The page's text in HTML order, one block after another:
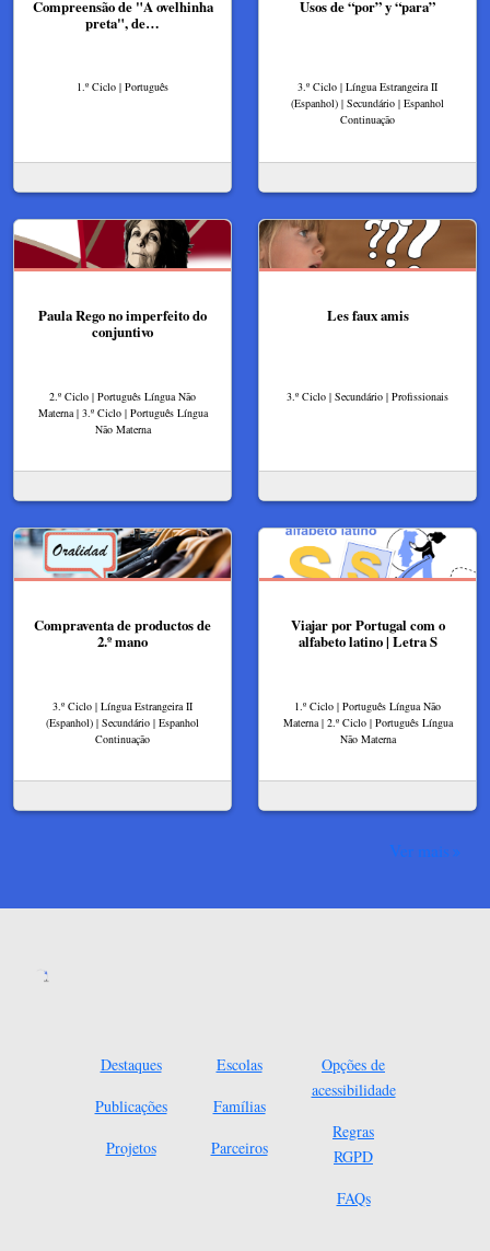
Compreensão de "A ovelhinha
preta", de…
1.º Ciclo | Português
Usos de “por” y “para”
3.º Ciclo | Língua Estrangeira II
(Espanhol) | Secundário | Espanhol
Continuação
Paula Rego no imperfeito do
conjuntivo
2.º Ciclo | Português Língua Não
Materna | 3.º Ciclo | Português Língua
Não Materna
Les faux amis
3.º Ciclo | Secundário | Profissionais
Compraventa de productos de
2.º mano
3.º Ciclo | Língua Estrangeira II
(Espanhol) | Secundário | Espanhol
Continuação
Viajar por Portugal com o
alfabeto latino | Letra S
1.º Ciclo | Português Língua Não
Materna | 2.º Ciclo | Português Língua
Não Materna
Ver mais
Destaques
Publicações
Projetos
Escolas
Famílias
Parceiros
Opções de
acessibilidade
Regras
RGPD
FAQs